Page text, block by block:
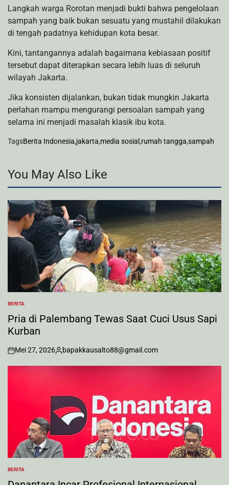
Langkah warga Rorotan menjadi bukti bahwa pengelolaan
sampah yang baik bukan sesuatu yang mustahil dilakukan
di tengah padatnya kehidupan kota besar.
Kini, tantangannya adalah bagaimana kebiasaan positif
tersebut dapat diterapkan secara lebih luas di seluruh
wilayah Jakarta.
Jika konsisten dijalankan, bukan tidak mungkin Jakarta
perlahan mampu mengurangi persoalan sampah yang
selama ini menjadi masalah klasik ibu kota.
TagsBerita Indonesia,jakarta,media sosial ,rumah tangga,sampah
You May Also Like
POSTED
IN
BERITA
Pria di Palembang Tewas Saat Cuci Usus Sapi
Kurban
on
Mei 27, 2026
Posted
by
bapakkausalto88@gmail.com
POSTED
IN
BERITA